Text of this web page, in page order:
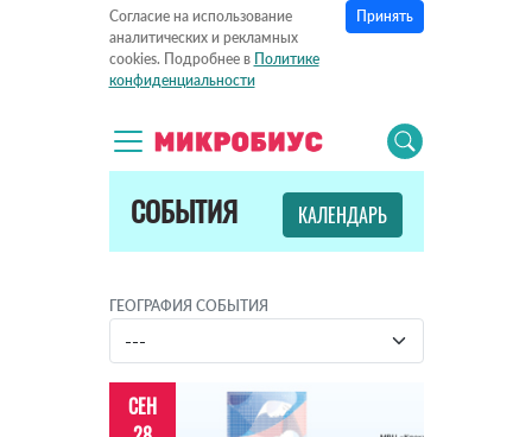
Согласие на использование
аналитических и рекламных
cookies. Подробнее в Политике
конфиденциальности
Принять
СОБЫТИЯ КАЛЕНДАРЬ
ГЕОГРАФИЯ СОБЫТИЯ
СЕН